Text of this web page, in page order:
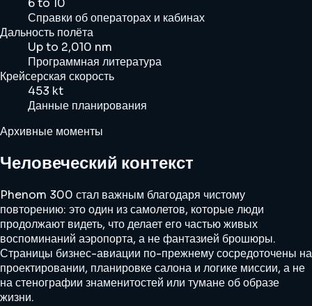
6 to 10
Справки об операторах и кабинах
Дальность полёта
Up to 2,010 nm
Программная литература
Крейсерская скорость
453 kt
Данные планирования
Архивные моменты
Человеческий контекст
Phenom 300 стал важным благодаря чистому
повторению: это один из самолетов, которые люди
продолжают видеть, что делает его частью живых
воспоминаний аэропорта, а не фантазией брошюры.
Страницы бизнес-авиации по-прежнему сосредоточены на
проектировании, планировке салона и логике миссии, а не
на стенографии знаменитостей или тумане об образе
жизни.